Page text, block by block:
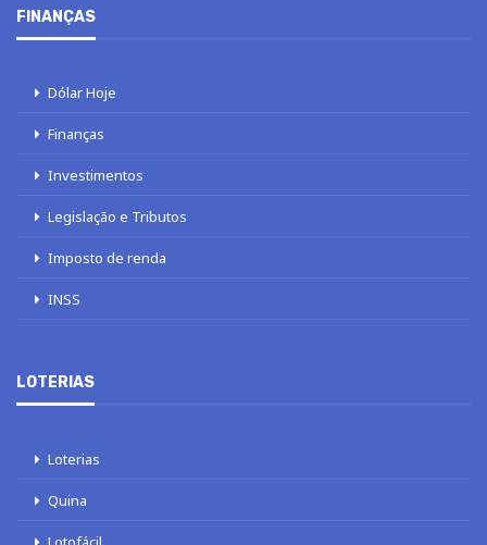
FINANÇAS
Dólar Hoje
Finanças
Investimentos
Legislação e Tributos
Imposto de renda
INSS
LOTERIAS
Loterias
Quina